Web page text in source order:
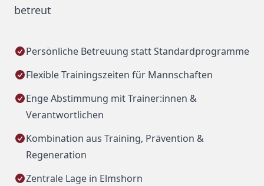
betreut
Persönliche Betreuung statt Standardprogramme
Flexible Trainingszeiten für Mannschaften
Enge Abstimmung mit Trainer:innen &
Verantwortlichen
Kombination aus Training, Prävention &
Regeneration
Zentrale Lage in Elmshorn